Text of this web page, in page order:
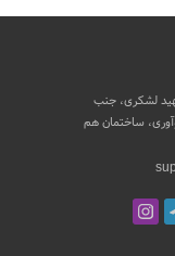
لشکری، جنب
ساختمان هم